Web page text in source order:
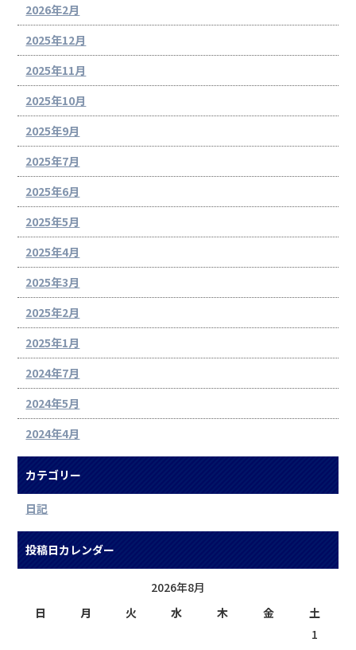
2026年2月
2025年12月
2025年11月
2025年10月
2025年9月
2025年7月
2025年6月
2025年5月
2025年4月
2025年3月
2025年2月
2025年1月
2024年7月
2024年5月
2024年4月
カテゴリー
日記
投稿日カレンダー
2026年8月
日
月 火 水 木 金
土
1